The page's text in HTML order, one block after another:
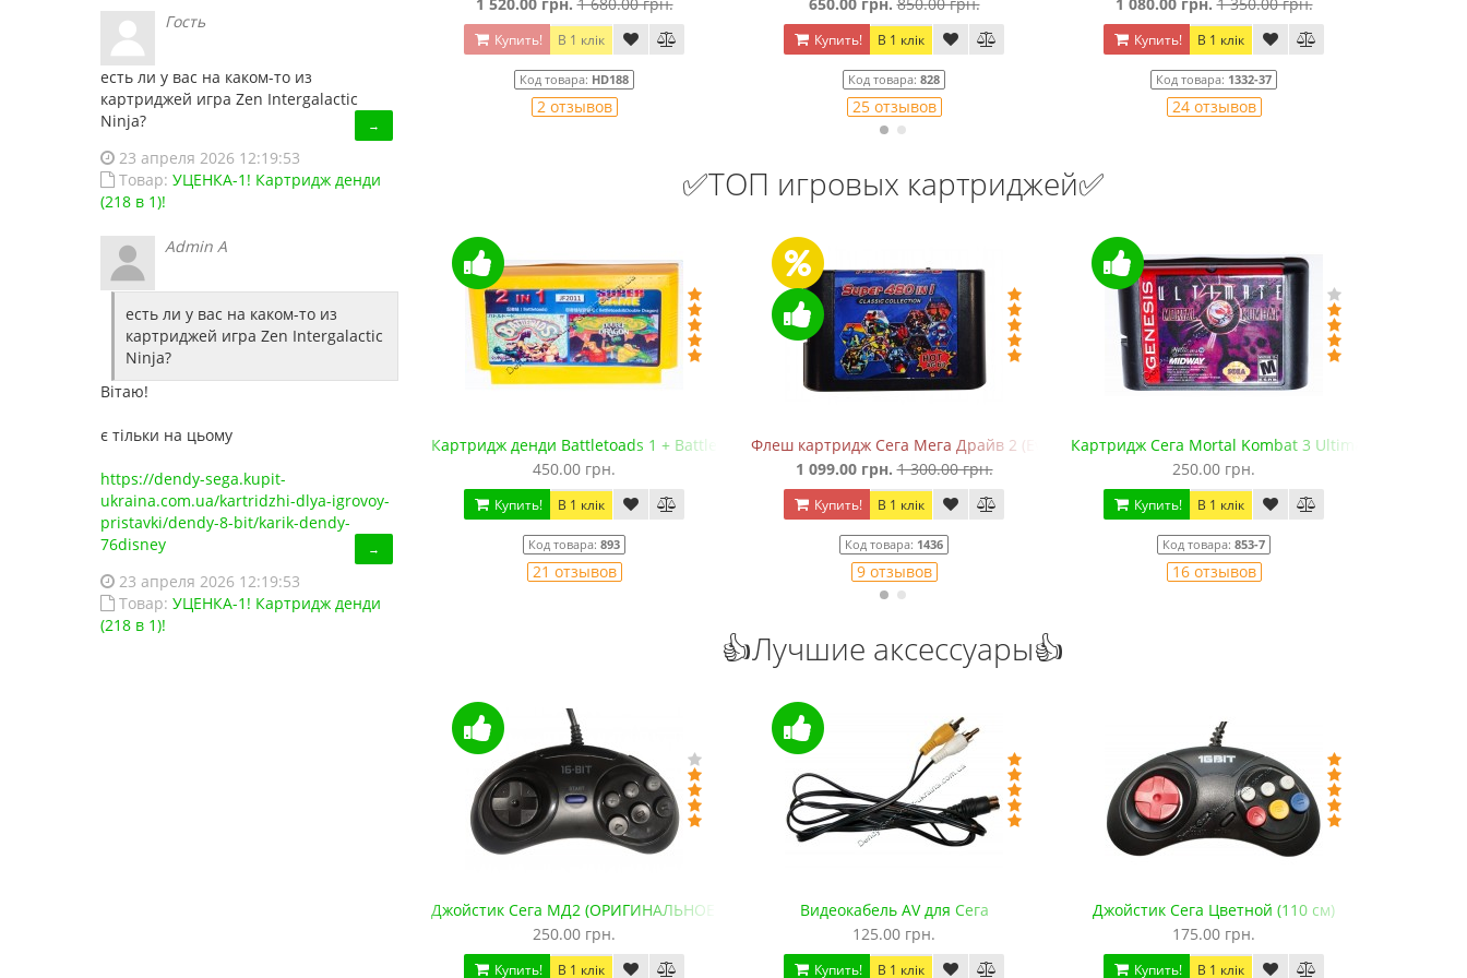
Гость
есть ли у вас на каком-то из
картриджей игра Zen Intergalactic
Ninja?
→
23 апреля 2026 12:19:53
Товар: УЦЕНКА-1! Картридж денди
(218 в 1)!
Admin A
есть ли у вас на каком-то из
картриджей игра Zen Intergalactic
Ninja?
Вітаю!
є тільки на цьому
https://dendy-sega.kupit-
ukraina.com.ua/kartridzhi-dlya-igrovoy-
pristavki/dendy-8-bit/karik-dendy-
76disney
→
23 апреля 2026 12:19:53
Товар: УЦЕНКА-1! Картридж денди
(218 в 1)!
Код товара:1446HDNES
Купить! В 1 клік
Код товара: HD188
2 отзывов
Купить! В 1 клік
Код товара: 828
25 отзывов
Купить! В 1 клік
Код товара: 1332-37
24 отзывов
✅ТОП игровых картриджей✅
Супер Картридж денди 150 в 1
450.00 грн.
Купить! В 1 клік
13 отзывов
Картридж денди Battletoads 1 + Battletoads 2: Double Dragon
450.00 грн.
Купить! В 1 клік
Код товара: 893
21 отзывов
Флеш картридж Сега Мега Драйв 2 (EverDrive MD V.х2, +SD)
1 099.00 грн. 1 300.00 грн.
Купить! В 1 клік
Код товара: 1436
9 отзывов
Картридж Сега Mortal Kombat 3 Ultimate
250.00 грн.
Купить! В 1 клік
Код товара: 853-7
16 отзывов
👍Лучшие аксессуары👍
Джойстик Sega USB (для эмулятора ПК, Data Frog)Джойстик Сега МД2 (ОРИГИНАЛЬНОЕ качество, 143 см)
250.00 грн.
Купить! В 1 клік
Видеокабель AV для Сега
125.00 грн.
Купить! В 1 клік
Джойстик Сега Цветной (110 см)
175.00 грн.
Купить! В 1 клік